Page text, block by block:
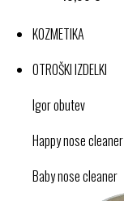
KOZMETIKA
OTROŠKI IZDELKI
Igor obutev
Happy nose cleaner
Baby nose cleaner